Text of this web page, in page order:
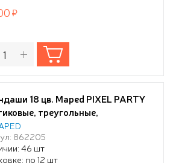
18 цв. Maped PIXEL PARTY
треугольные,
в картонной коробке с
862205
46 шт
по 12 шт